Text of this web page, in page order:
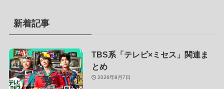
新着記事
TBS系「テレビ×ミセス」関連ま
とめ
2026年8月7日